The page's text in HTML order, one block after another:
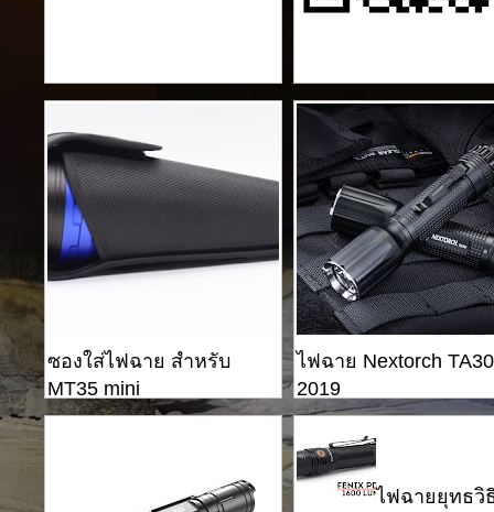
ซองใส่ไฟฉาย สำหรับ
MT35 mini
ไฟฉาย Nextorch TA30
2019
ไฟฉายยุทธวิ